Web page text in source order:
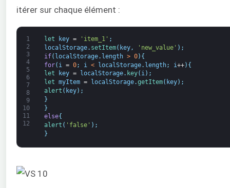
itérer sur chaque élément :
1
2
3
4
5
6
7
8
9
10
11
12
let key = 'item_1' ;
localStorage. setItem( key, 'new_value' ) ;
if( localStorage. length > 0) {
for( i = 0; i < localStorage. length; i++) {
let
key = localStorage. key( i) ;
let myItem = localStorage.getItem( key) ;
alert ( key) ;
}
}
else{
alert ( 'false' ) ;
}